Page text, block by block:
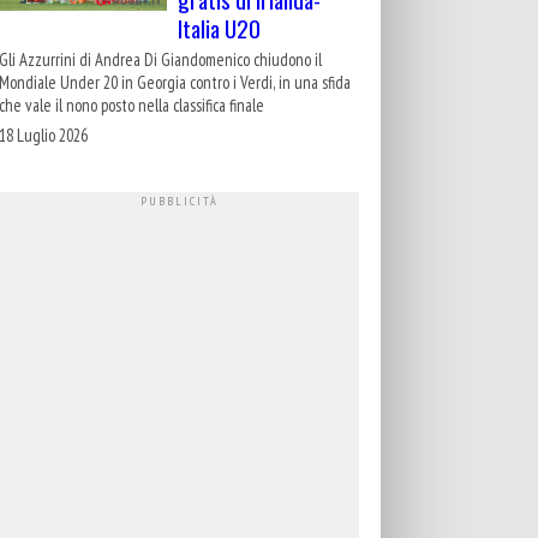
Italia U20
Gli Azzurrini di Andrea Di Giandomenico chiudono il
Mondiale Under 20 in Georgia contro i Verdi, in una sfida
che vale il nono posto nella classifica finale
18 Luglio 2026